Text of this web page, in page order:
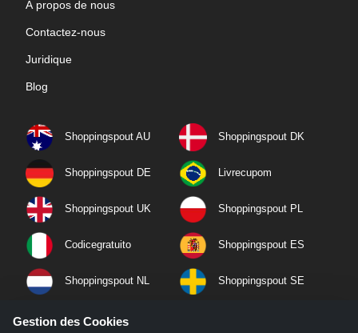
À propos de nous
Contactez-nous
Juridique
Blog
Shoppingspout AU Shoppingspout DK
Shoppingspout DE Livrecupom
Shoppingspout UK Shoppingspout PL
Codicegratuito Shoppingspout ES
Shoppingspout NL Shoppingspout SE
Shoppingspout PT
Gestion des Cookies